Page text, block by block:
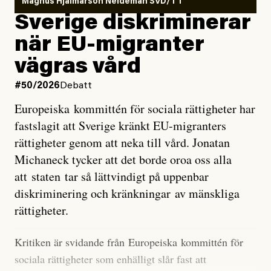
utveckla sig. El Niño är ett återkommande
väderfenomen som uppstår när havsvattnet i delar av
Stilla havet blir ovanligt varmt. Det påverkar vädret
över stora delar av världen och under
forskare allt oftare varnat för att den här El Niñon
Det verkar vara en underdrift, menar nu Zeke
Hausfather.
”Det ser ut som att årets El Niño inte bara med stor
sannolikhet kommer att bli den starkaste sedan
tillförlitliga mätningar inleddes – den kan till och med
marginal”, skriver han.
Magnus Hjalmarson Neideman SVD/TT
Sverige diskriminerar
när EU-migranter
vägras vård
#50/2026 Debatt
Europeiska kommittén för sociala rättigheter har
fastslagit att Sverige kränkt EU-migranters
rättigheter genom att neka till vård. Jonatan
Michaneck tycker att det borde oroa oss alla
att staten tar så lättvindigt på uppenbar
diskriminering och kränkningar av mänskliga
rättigheter.
Kritiken är svidande från Europeiska kommittén för
sociala rättigheter som enhälligt slår fast att